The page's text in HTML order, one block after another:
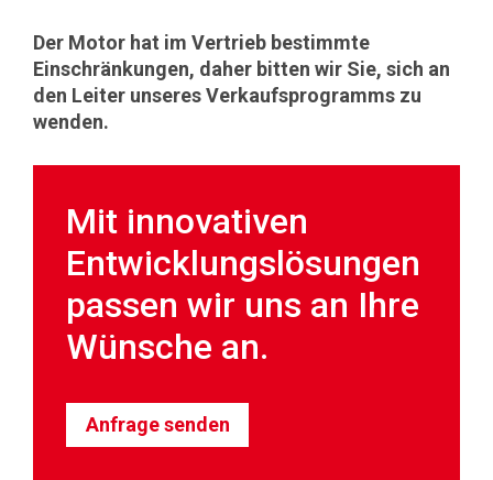
Der Motor hat im Vertrieb bestimmte
Einschränkungen, daher bitten wir Sie, sich an
den Leiter unseres Verkaufsprogramms zu
wenden.
Mit innovativen
Entwicklungslösungen
passen wir uns an Ihre
Wünsche an.
Anfrage senden